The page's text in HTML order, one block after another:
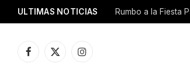
ULTIMAS NOTICIAS
Facebook
X
Instagram